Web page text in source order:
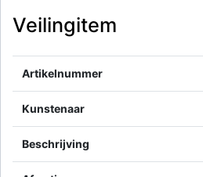
Veilingitem
Artikelnummer
Kunstenaar
Beschrijving